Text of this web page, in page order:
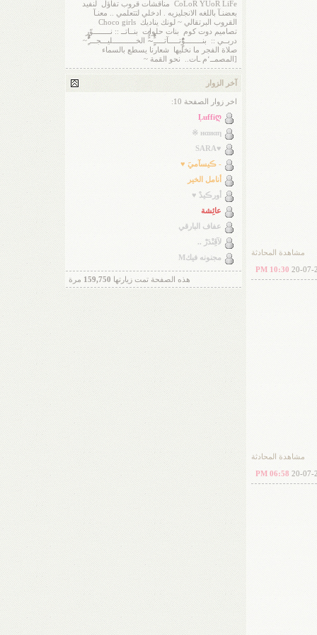
مشاهدة المحادثة
20-07-
10:30 PM
مشاهدة المحادثة
20-07-
06:58 PM
CoLoR YUoR LiFe مناقشات قروب تفاؤل
لنفيد
بعضنـآ باللغه الانجليزيه . ادخلي لتتعلمي .. معنـآ
القروب البرتقالي ~ لونك يناديك
Choco girls
تصاميم دوت كوم
بنات حلوات
بنــاتــ :: نــــــــوّر
دربــي ::
بنــــــــوًٌٍَُِْتـــــآتـــــًٌٍَُِْ~ًٌَُ الخـــــــــــليـــجـــ’ًٌٍَُِْ~
صلاة الفجر ما نخليها
شعارنا يسطع بالسماء
[المصمــ‘م ـات..
نحو القمة ~
آخر الزوار
اخر زوار الصفحة 10:
Ļuffiღ
нαиαη ※
♥SARA
- ڪيسآميَ ♥
أنامل الخير
أورڪيدْ ♥
عائِشة
عفاف البارقي
لآڤِنْدَرْ ..
مجنونه فيكM
هذه الصفحة تمت زيارتها 159,750 مرة